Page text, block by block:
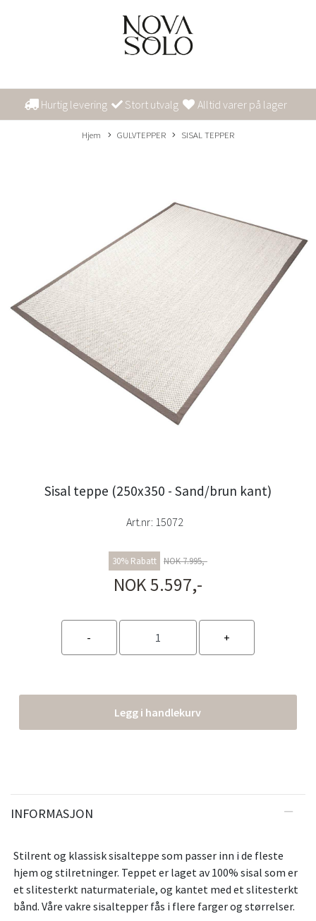
Hurtig levering Stort utvalg Alltid varer på lager
Hjem GULVTEPPER SISAL TEPPER
Sisal teppe (250x350 - Sand/brun kant)
Art.nr: 15072
30% Rabatt NOK 7.995,-
NOK 5.597,-
Legg i handlekurv
INFORMASJON
Stilrent og klassisk sisalteppe som passer inn i de fleste
hjem og stilretninger. Teppet er laget av 100% sisal som er
et slitesterkt naturmateriale, og kantet med et slitesterkt
bånd. Våre vakre sisaltepper fås i flere farger og størrelser.